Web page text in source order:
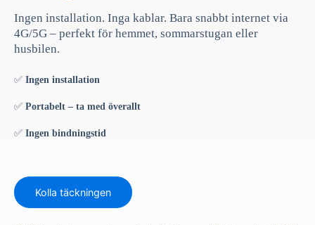
Ingen installation. Inga kablar. Bara snabbt internet via
4G/5G – perfekt för hemmet, sommarstugan eller
husbilen.
✅ Ingen installation
✅ Portabelt – ta med överallt
✅ Ingen bindningstid
Kolla täckningen